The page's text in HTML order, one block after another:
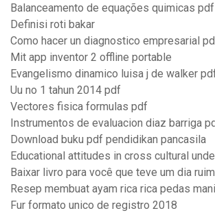
Balanceamento de equações quimicas pdf
Definisi roti bakar
Como hacer un diagnostico empresarial
Mit app inventor 2 offline portable
Evangelismo dinamico luisa j de walker
Uu no 1 tahun 2014 pdf
Vectores fisica formulas pdf
Instrumentos de evaluacion diaz barriga
Download buku pdf pendidikan pancasila
Educational attitudes in cross cultural
Baixar livro para você que teve um dia
Resep membuat ayam rica rica pedas
Fur formato unico de registro 2018